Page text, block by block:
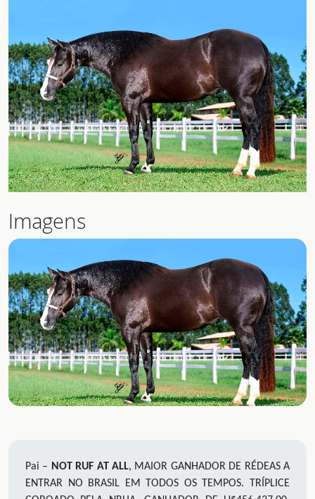
Imagens
Pai – NOT RUF AT ALL, MAIOR GANHADOR DE RÉDEAS A
ENTRAR NO BRASIL EM TODOS OS TEMPOS. TRÍPLICE